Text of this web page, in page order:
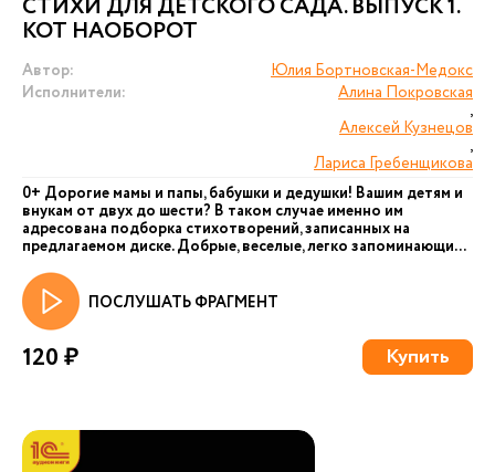
СТИХИ ДЛЯ ДЕТСКОГО САДА. ВЫПУСК 1.
КОТ НАОБОРОТ
Автор:
Юлия Бортновская-Медокс
Исполнители:
Алина Покровская
,
Алексей Кузнецов
,
Лариса Гребенщикова
0+ Дорогие мамы и папы, бабушки и дедушки! Вашим детям и
внукам от двух до шести? В таком случае именно им
адресована подборка стихотворений, записанных на
предлагаемом диске. Добрые, веселые, легко запоминающи...
ПОСЛУШАТЬ ФРАГМЕНТ
120 ₽ Купить